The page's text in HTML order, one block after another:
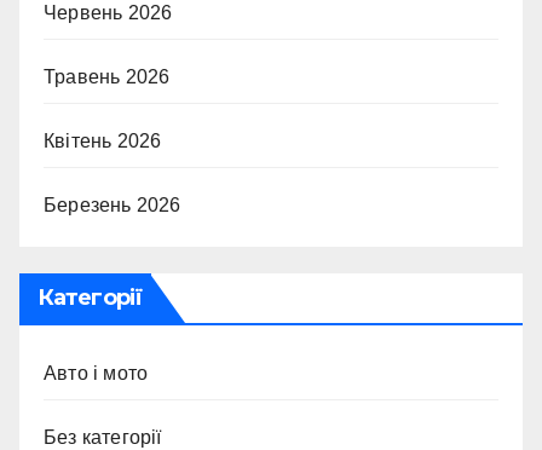
Червень 2026
Травень 2026
Квітень 2026
Березень 2026
Категорії
Авто і мото
Без категорії